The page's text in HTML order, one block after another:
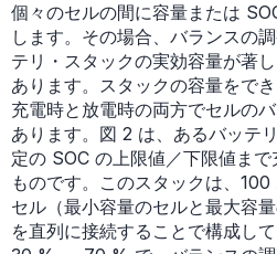
個々のセルの間に容量または
します。その場合、バランスの
テリ・スタックの実効容量が著
あります。スタックの容量をで
充電時と放電時の両方でセルの
あります。図 2 は、あるバッテ
定の SOC の上限値／下限値ま
ものです。このスタックは、
セル（最小容量のセルと最大容
を直列に接続することで構成し